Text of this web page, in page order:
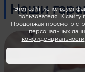
Наши
Этот сайт использует
пользователя. К
Продолжая просмотр
персональных
конфиденциальности